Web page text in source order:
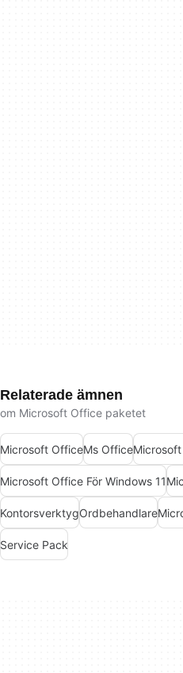
Relaterade ämnen
om Microsoft Office paketet
Microsoft OfficeMs Office
Microsoft Office För Windows 11
KontorsverktygOrdbehandlare
Service Pack